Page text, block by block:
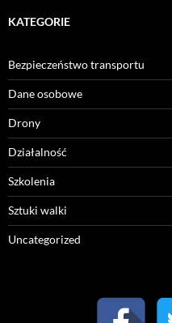
KATEGORIE
Bezpieczeństwo transportu
Dane osobowe
Drony
Działalność
Szkolenia
Sztuki walki
Uncategorized